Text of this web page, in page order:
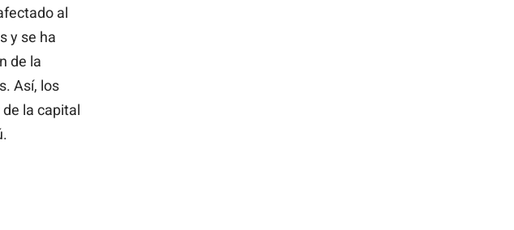
al
y se ha
de la
Así, los
la capital